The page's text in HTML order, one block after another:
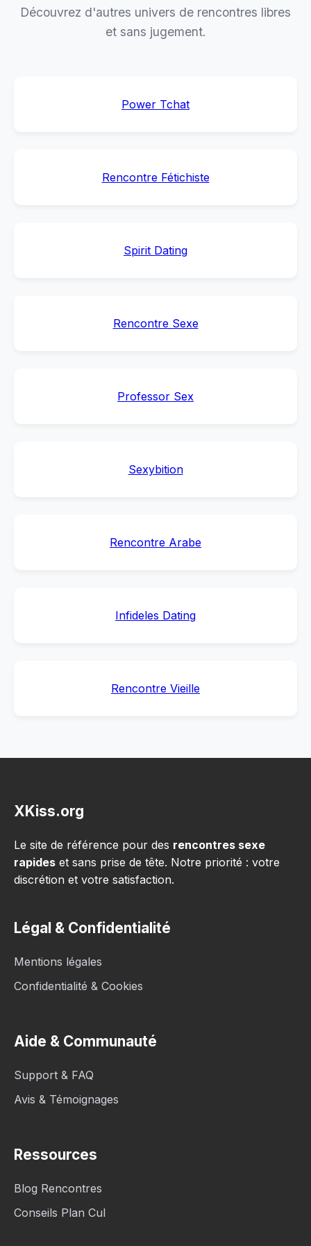
Découvrez d'autres univers de rencontres libres
et sans jugement.
Power Tchat
Rencontre Fétichiste
Spirit Dating
Rencontre Sexe
Professor Sex
Sexybition
Rencontre Arabe
Infideles Dating
Rencontre Vieille
XKiss.org
Le site de référence pour des rencontres sexe
rapides et sans prise de tête. Notre priorité : votre
discrétion et votre satisfaction.
Légal & Confidentialité
Mentions légales
Confidentialité & Cookies
Aide & Communauté
Support & FAQ
Avis & Témoignages
Ressources
Blog Rencontres
Conseils Plan Cul